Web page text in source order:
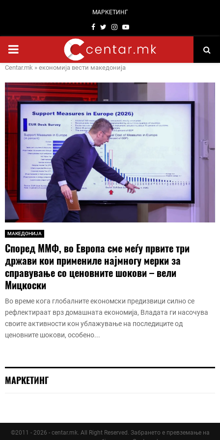
МАРКЕТИНГ
Facebook
TwitterInstagram
Youtube
PRIMARY
Centar.mk » економија вести македонија
МАКЕДОНИЈА
Според ММФ, во Европа сме меѓу првите три
држави кои примениле најмногу мерки за
справување со ценовните шокови – вели
Мицкоски
Во време кога глобалните економски предизвици силно се
рефлектираат врз домашната економија, Владата ги насочува
своите активности кон ублажување на последиците од
ценовните шокови, особено...
МАРКЕТИНГ
©2011 - 2026 - centar.mk. All Right Reserved. Забрането е превземање на